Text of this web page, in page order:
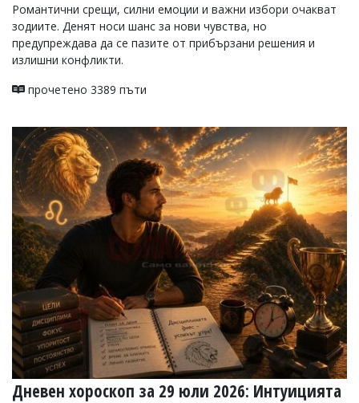
Романтични срещи, силни емоции и важни избори очакват
зодиите. Денят носи шанс за нови чувства, но
предупреждава да се пазите от прибързани решения и
излишни конфликти.
прочетено 3389 пъти
Дневен хороскоп за 29 юли 2026: Интуицията